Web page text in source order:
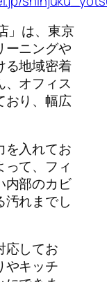
」は、東京
ーニングや
る地域密着
、オフィス
おり、幅広
を入れてお
って、フィ
内部のカビ
れまでし
応してお
やキッチ